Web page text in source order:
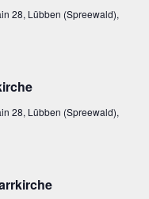
28, Lübben (Spreewald),
28, Lübben (Spreewald),